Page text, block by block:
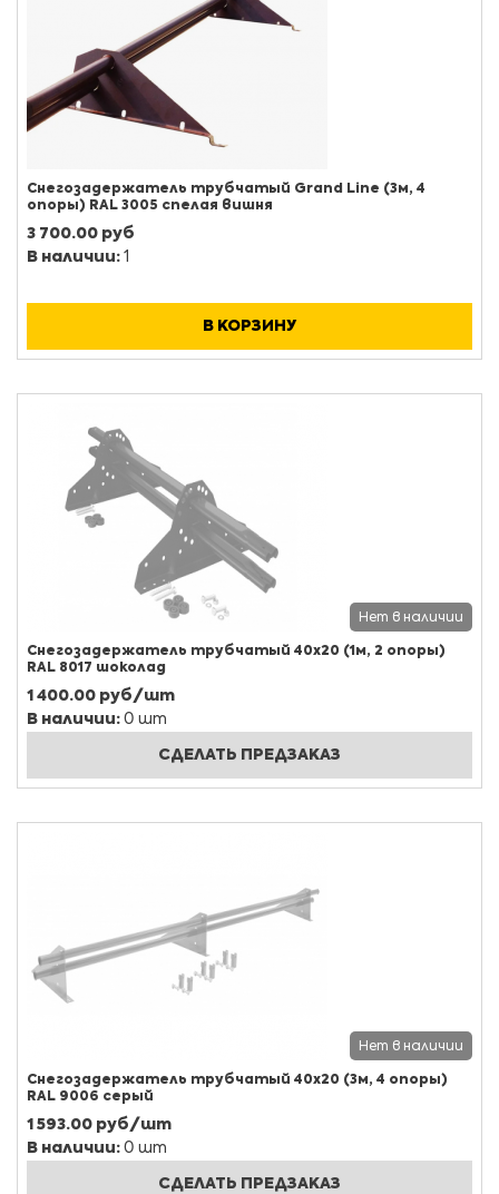
Снегозадержатель трубчатый Grand Line (3м, 4
опоры) RAL 3005 спелая вишня
3 700.00 руб
В наличии: 1
В КОРЗИНУ
Нет в наличии
Снегозадержатель трубчатый 40х20 (1м, 2 опоры)
RAL 8017 шоколад
1 400.00 руб/шт
В наличии: 0 шт
СДЕЛАТЬ ПРЕДЗАКАЗ
Нет в наличии
Снегозадержатель трубчатый 40х20 (3м, 4 опоры)
RAL 9006 серый
1 593.00 руб/шт
В наличии: 0 шт
СДЕЛАТЬ ПРЕДЗАКАЗ